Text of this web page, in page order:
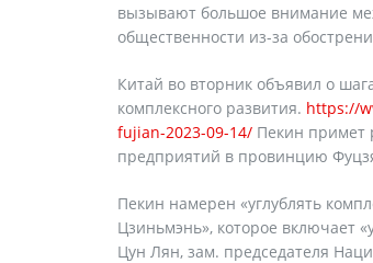
вызывают большое внимание
общественности из-за
Китай во вторник объявил о
комплексного развития. https://
fujian-2023-09-14/ Пекин примет
предприятий в провинцию
Пекин намерен «углублять
Цзиньмэнь», которое включает
Цун Лян, зам. председателя